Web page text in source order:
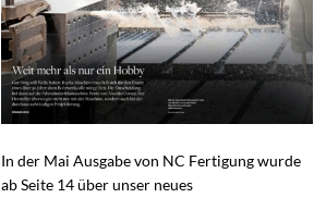
In der Mai Ausgabe von NC Fertigung wurde
ab Seite 14 über unser neues